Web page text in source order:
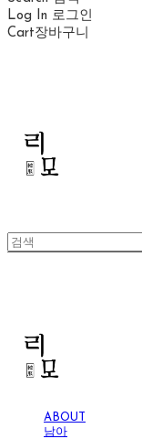
Log In 로그인
Cart장바구니
ABOUT
남아